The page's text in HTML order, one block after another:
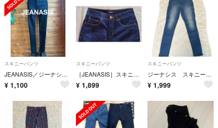
スキニーパンツ
JEANASIS／ジーナシス スキニー デニム パンツ 黒 Ｍサイズ ストレッチ
¥ 1,100
スキニーパンツ
［JEANASIS］スキニー ジーンズ風 Mサイズ ズボン
¥ 1,899
スキニーパンツ
ジーナシス スキニーデニム
¥ 1,999